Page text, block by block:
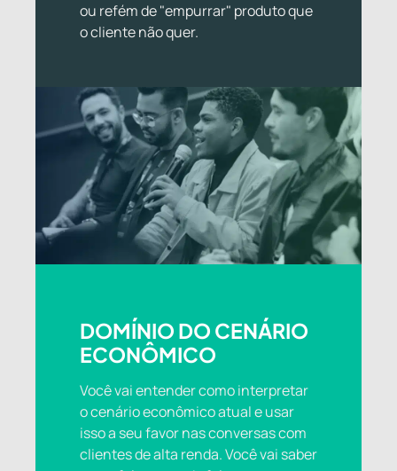
ou refém de "empurrar" produto que
o cliente não quer.
DOMÍNIO DO CENÁRIO
ECONÔMICO
Você vai entender como interpretar
o cenário econômico atual e usar
isso a seu favor nas conversas com
clientes de alta renda. Você vai saber